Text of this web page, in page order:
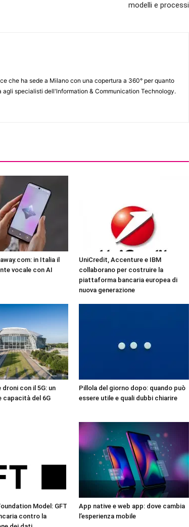
modelli e processi
che ha sede a Milano con una copertura a 360° per quanto
specialisti dell'lnformation & Communication Technology.
in Italia il
vocale con AI
UniCredit, Accenture e IBM
collaborano per costruire la
piattaforma bancaria europea di
nuova generazione
droni con il 5G: un
capacità del 6G
Pillola del giorno dopo: quando può
essere utile e quali dubbi chiarire
Model: GFT
contro la
App native e web app: dove cambia
l’esperienza mobile